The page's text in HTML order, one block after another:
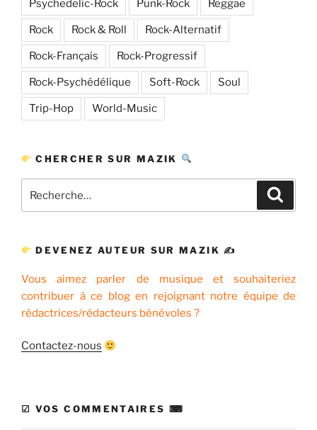
Psychedelic-Rock Punk-Rock Reggae
Rock Rock & Roll Rock-Alternatif
Rock-Français Rock-Progressif
Rock-Psychédélique Soft-Rock Soul
Trip-Hop World-Music
CHERCHER SUR MAZIK
pour
DEVENEZ AUTEUR SUR MAZIK ✍
Vous aimez parler de musique et souhaiteriez
contribuer à ce blog en rejoignant notre équipe de
rédactrices/rédacteurs bénévoles ?
Contactez-nous
☑ VOS COMMENTAIRES ⌨